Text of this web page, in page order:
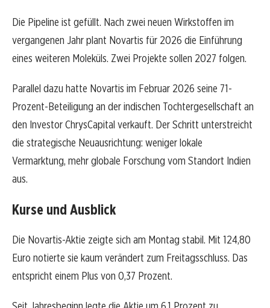
Die Pipeline ist gefüllt. Nach zwei neuen Wirkstoffen im
vergangenen Jahr plant Novartis für 2026 die Einführung
eines weiteren Moleküls. Zwei Projekte sollen 2027 folgen.
Parallel dazu hatte Novartis im Februar 2026 seine 71-
Prozent-Beteiligung an der indischen Tochtergesellschaft an
den Investor ChrysCapital verkauft. Der Schritt unterstreicht
die strategische Neuausrichtung: weniger lokale
Vermarktung, mehr globale Forschung vom Standort Indien
aus.
Kurse und Ausblick
Die Novartis-Aktie zeigte sich am Montag stabil. Mit 124,80
Euro notierte sie kaum verändert zum Freitagsschluss. Das
entspricht einem Plus von 0,37 Prozent.